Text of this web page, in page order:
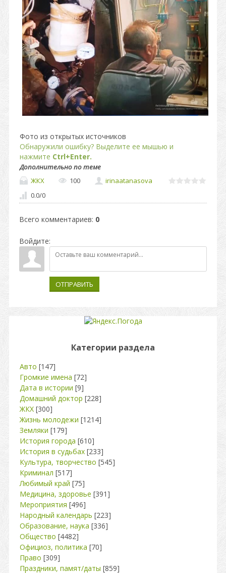
Фото из открытых источников
Обнаружили ошибку? Выделите ее мышью и
нажмите Ctrl+Enter.
Дополнительно по теме
ЖКХ
100
irinaatanasova
0.0/0
Всего комментариев: 0
Войдите:
ОТПРАВИТЬ
Категории раздела
Авто [147]
Громкие имена [72]
Дата в истории [9]
Домашний доктор [228]
ЖКХ [300]
Жизнь молодежи [1214]
Земляки [179]
История города [610]
История в судьбах [233]
Культура, творчество [545]
Криминал [517]
Любимый край [75]
Медицина, здоровье [391]
Мероприятия [496]
Народный календарь [223]
Образование, наука [336]
Общество [4482]
Официоз, политика [70]
Право [309]
Праздники, памят/даты [859]